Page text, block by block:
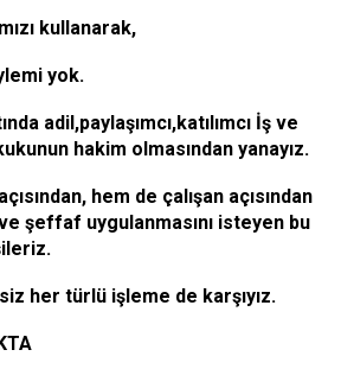
kullanarak,
yok.
adil,paylaşımcı,katılımcı İş ve
hakim olmasından yanayız.
hem de çalışan açısından
şeffaf uygulanmasını isteyen bu
her türlü işleme de karşıyız.